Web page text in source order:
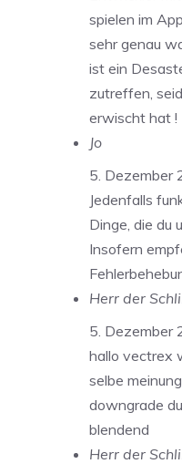
spielen im
sehr genau
ist ein
zutreffen,
erwischt hat !
Jo
5. Dezember
Jedenfalls
Dinge, die du
Insofern
Herr der
5. Dezember
hallo vectrex
selbe
downgrade
blendend
Herr der